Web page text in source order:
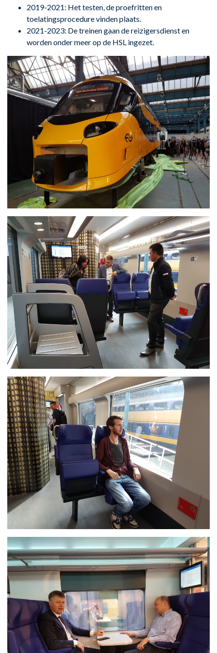
2019-2021: Het testen, de proefritten en
toelatingsprocedure vinden plaats.
2021-2023: De treinen gaan de reizigersdienst en
worden onder meer op de HSL ingezet.